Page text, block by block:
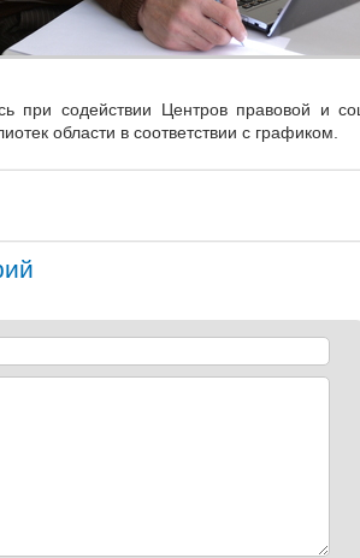
при содействии Центров правовой и
области в соответствии с графиком.